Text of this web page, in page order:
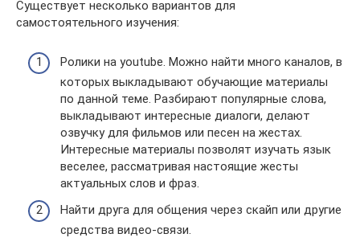
Существует несколько вариантов для
самостоятельного изучения:
Ролики на youtube. Можно найти много каналов, в
которых выкладывают обучающие материалы
по данной теме. Разбирают популярные слова,
выкладывают интересные диалоги, делают
озвучку для фильмов или песен на жестах.
Интересные материалы позволят изучать язык
веселее, рассматривая настоящие жесты
актуальных слов и фраз.
Найти друга для общения через скайп или другие
средства видео-связи.